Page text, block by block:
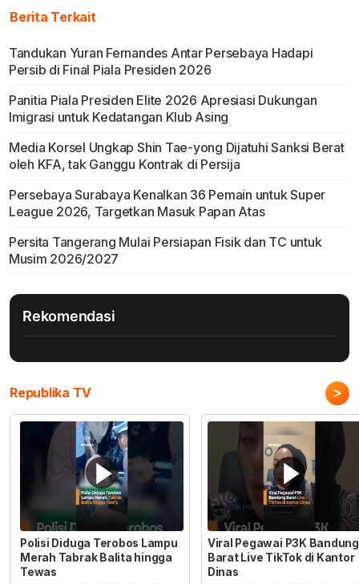
Berita Terkait
Tandukan Yuran Fernandes Antar Persebaya Hadapi
Persib di Final Piala Presiden 2026
Panitia Piala Presiden Elite 2026 Apresiasi Dukungan
Imigrasi untuk Kedatangan Klub Asing
Media Korsel Ungkap Shin Tae-yong Dijatuhi Sanksi Berat
oleh KFA, tak Ganggu Kontrak di Persija
Persebaya Surabaya Kenalkan 36 Pemain untuk Super
League 2026, Targetkan Masuk Papan Atas
Persita Tangerang Mulai Persiapan Fisik dan TC untuk
Musim 2026/2027
Rekomendasi
Republika TV >
Polisi Diduga Terobos Lampu
Merah Tabrak Balita hingga
Tewas
Viral Pegawai P3K Bandung
Barat Live TikTok di Kantor
Dinas